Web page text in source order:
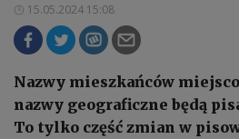
15.05.2024 15:08
Nazwy mieszkańców
nazwy geograficzne będą
To tylko część zmian w